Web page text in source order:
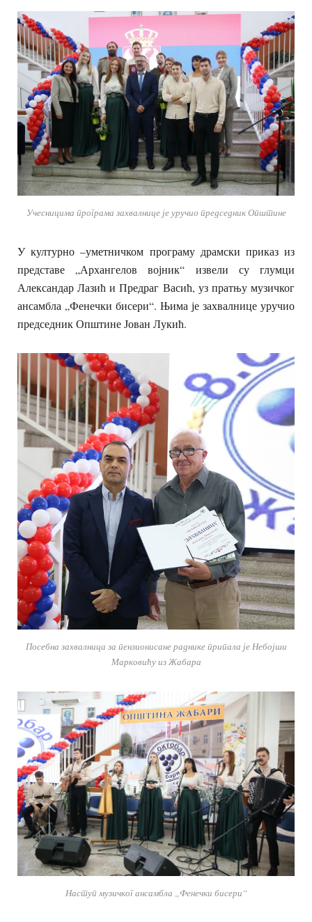
Учесницима програма захвалнице је уручио председник Општине
У културно –уметничком програму драмски приказ из
представе „Архангелов војник“ извели су глумци
Александар Лазић и Предраг Васић, уз пратњу музичког
ансамбла „Фенечки бисери“. Њима је захвалнице уручио
председник Општине Јован Лукић.
Посебна захвалница за пензионисане раднике припала је Небојши
Марковићу из Жабара
Наступ музичког ансамбла „Фенечки бисери“